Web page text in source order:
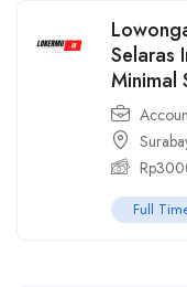
Selaras
Minimal
Rp
Full